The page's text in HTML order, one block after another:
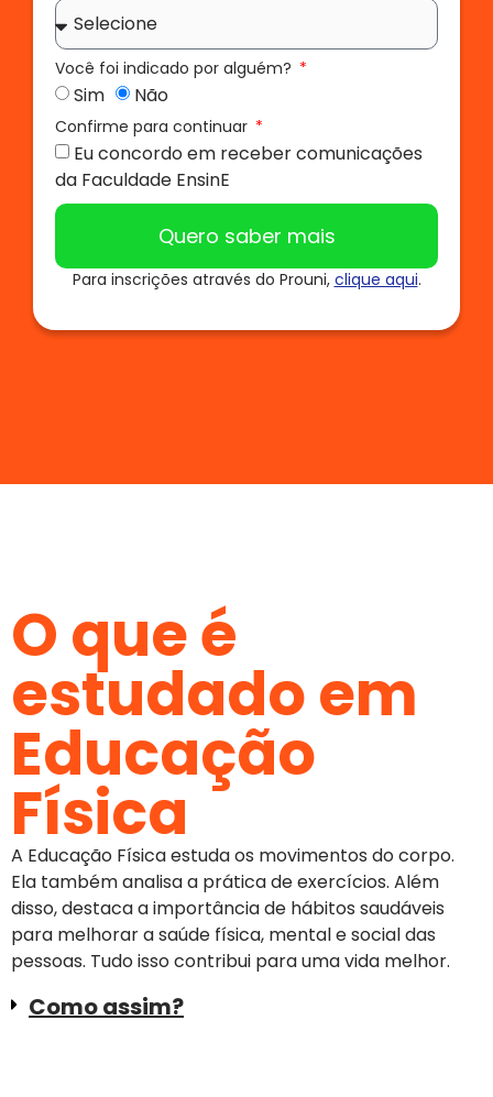
Você foi indicado por alguém?
Sim Não
Confirme para continuar
Eu concordo em receber comunicações
da Faculdade EnsinE
Quero saber mais
Para inscrições através do Prouni, clique aqui.
O que é
estudado em
Educação
Física
A Educação Física estuda os movimentos do corpo.
Ela também analisa a prática de exercícios. Além
disso, destaca a importância de hábitos saudáveis
para melhorar a saúde física, mental e social das
pessoas. Tudo isso contribui para uma vida melhor.
Como assim?